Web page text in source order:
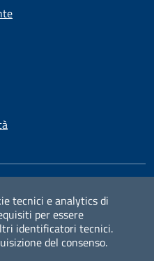
tecnici e analytics di
per essere
identificatori tecnici.
del consenso.